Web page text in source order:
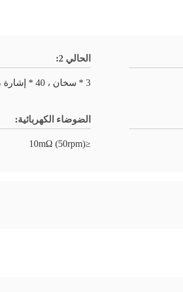
الحالي 2:
3 * سخان ، 40 * إشارة ، 14 * إشارة
الضوضاء الكهربائية:
≤10mΩ (50rpm)